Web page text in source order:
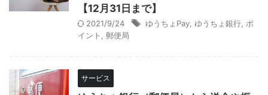
【12月31日まで】
2021/9/24 ゆうちょPay ゆうちょ銀行 ポ
イント
郵便局
サービス